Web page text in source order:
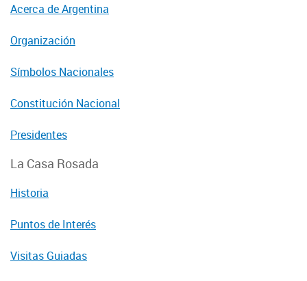
Acerca de Argentina
Organización
Símbolos Nacionales
Constitución Nacional
Presidentes
La Casa Rosada
Historia
Puntos de Interés
Visitas Guiadas